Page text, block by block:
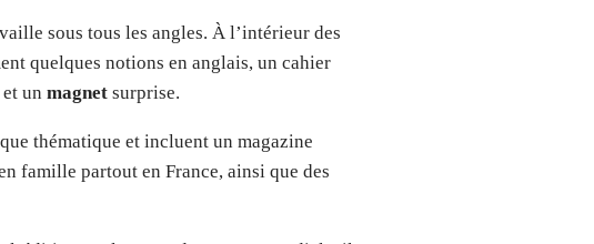
sous tous les angles. À l’intérieur des
quelques notions en anglais, un cahier
et un magnet surprise.
thématique et incluent un magazine
famille partout en France, ainsi que des